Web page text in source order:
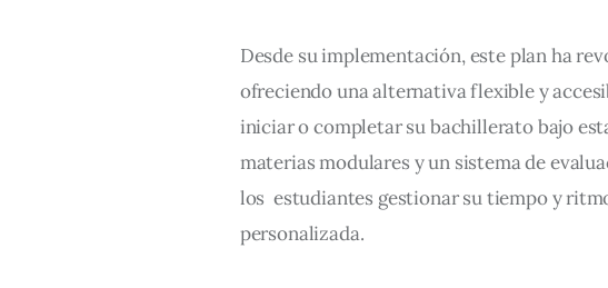
Desde su implementación, este plan ha
ofreciendo una alternativa flexible y
iniciar o completar su bachillerato bajo
materias modulares y un sistema de
los  estudiantes gestionar su tiempo y
personalizada.